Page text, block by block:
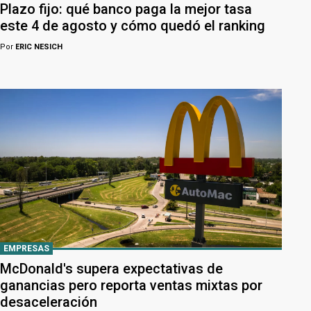
Plazo fijo: qué banco paga la mejor tasa
este 4 de agosto y cómo quedó el ranking
Por ERIC NESICH
EMPRESAS
McDonald's supera expectativas de
ganancias pero reporta ventas mixtas por
desaceleración